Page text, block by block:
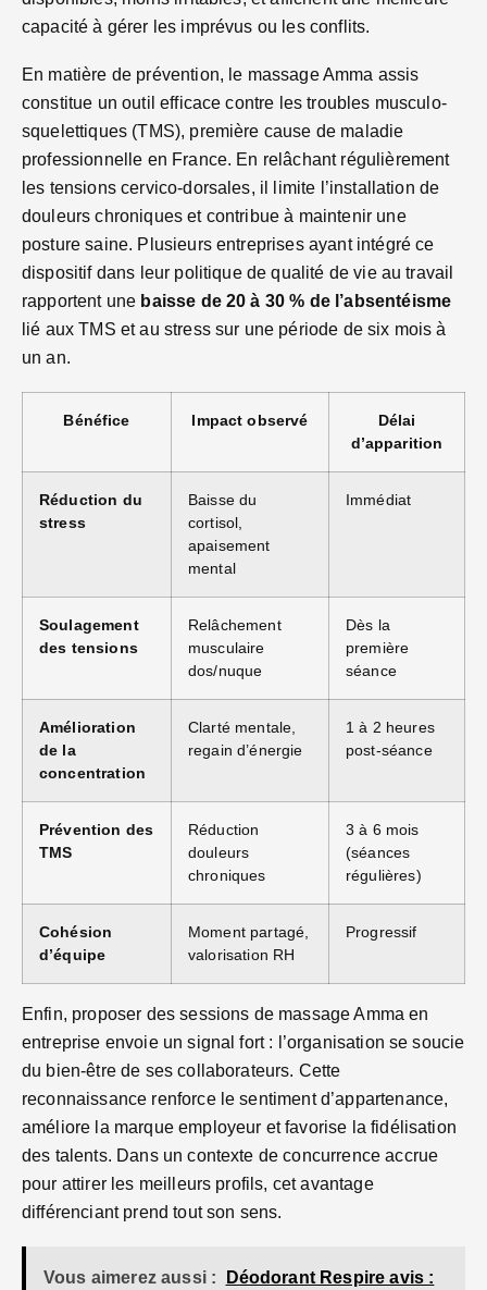
capacité à gérer les imprévus ou les conflits.
En matière de prévention, le massage Amma assis
constitue un outil efficace contre les troubles musculo-
squelettiques (TMS), première cause de maladie
professionnelle en France. En relâchant régulièrement
les tensions cervico-dorsales, il limite l’installation de
douleurs chroniques et contribue à maintenir une
posture saine. Plusieurs entreprises ayant intégré ce
dispositif dans leur politique de qualité de vie au travail
rapportent une baisse de 20 à 30 % de l’absentéisme
lié aux TMS et au stress sur une période de six mois à
un an.
Bénéfice Impact observé
Délai
d’apparition
Réduction du
stress
Baisse du
cortisol,
apaisement
mental
Immédiat
Soulagement
des tensions
Relâchement
musculaire
dos/nuque
Dès la
première
séance
Amélioration
de la
concentration
Clarté mentale,
regain d’énergie
1 à 2 heures
post-séance
Prévention des
TMS
Réduction
douleurs
chroniques
3 à 6 mois
(séances
régulières)
Cohésion
d’équipe
Moment partagé,
valorisation RH
Progressif
Enfin, proposer des sessions de massage Amma en
entreprise envoie un signal fort : l’organisation se soucie
du bien-être de ses collaborateurs. Cette
reconnaissance renforce le sentiment d’appartenance,
améliore la marque employeur et favorise la fidélisation
des talents. Dans un contexte de concurrence accrue
pour attirer les meilleurs profils, cet avantage
différenciant prend tout son sens.
Vous aimerez aussi :
Déodorant Respire avis :